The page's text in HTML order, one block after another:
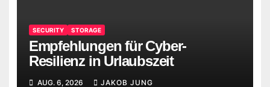
SECURITY STORAGE
Empfehlungen für Cyber-
Resilienz in Urlaubszeit
AUG. 6, 2026 JAKOB JUNG